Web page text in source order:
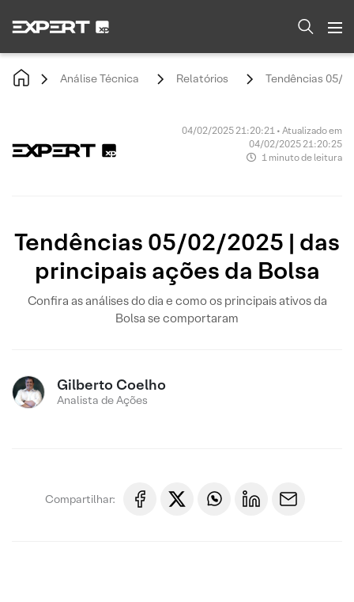
Análise Técnica Relatórios Tendências 05/
04/02/2025 21:20:21 • Atualizado em
04/02/2025 21:20:25
1 minuto de leitura
Tendências 05/02/2025 | das
principais ações da Bolsa
Confira as análises do dia e como os principais ativos da
Bolsa se comportaram
Gilberto Coelho
Analista de Ações
Compartilhar: